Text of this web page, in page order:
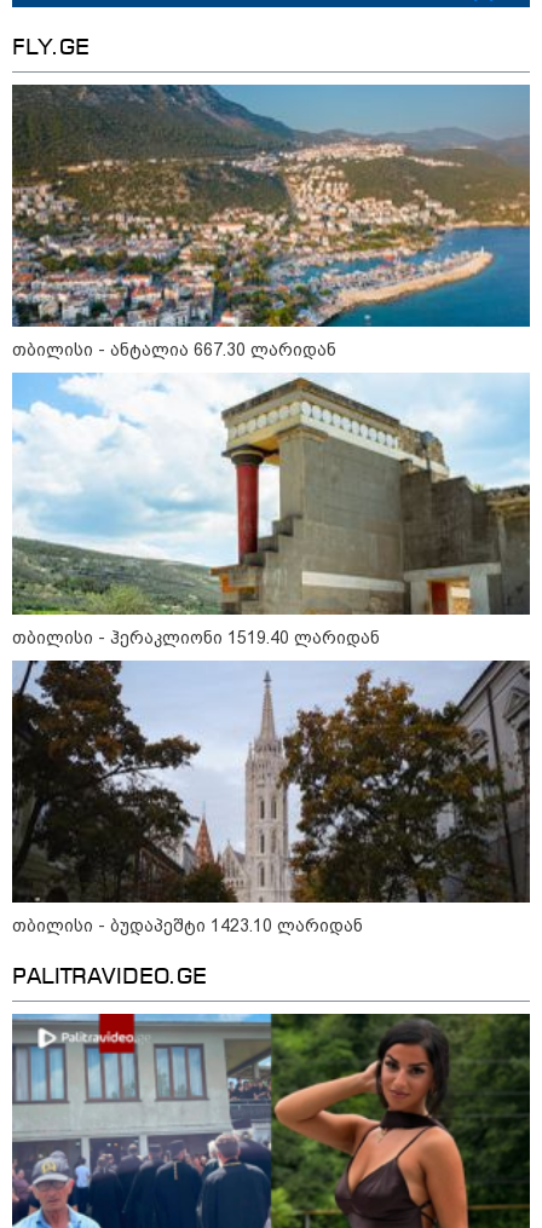
70 წელზე მეტი ხნის შემდეგ
პირველად, ყაზახეთში ვეფხვი
ველურ ბუნებაში გაუშვეს -
ქვეყნდება კადრები
14:09 / 06-08-2026
დამტკიცდა საგზაო
უსაფრთხოების ეროვნული
შემთხვევების შედეგად
დაშავებულთა და დაღუპულთა
რაოდენობის 25%-ით
შემცირებას ითვალისწინებს -
რას მოიცავს ის?
თბილისი - ანტალია 667.30
ლარიდან
თბილისი - ჰერაკლიონი 1519.40
ლარიდან
თბილისი - ბუდაპეშტი 1423.10
ლარიდან
მნიშვნელოვანი ინფორმაცია
FLY.GE
თბილისი - ანტალია 667.30 ლარიდან
თბილისი - ჰერაკლიონი 1519.40 ლარიდან
თბილისი - ბუდაპეშტი 1423.10 ლარიდან
PALITRAVIDEO.GE